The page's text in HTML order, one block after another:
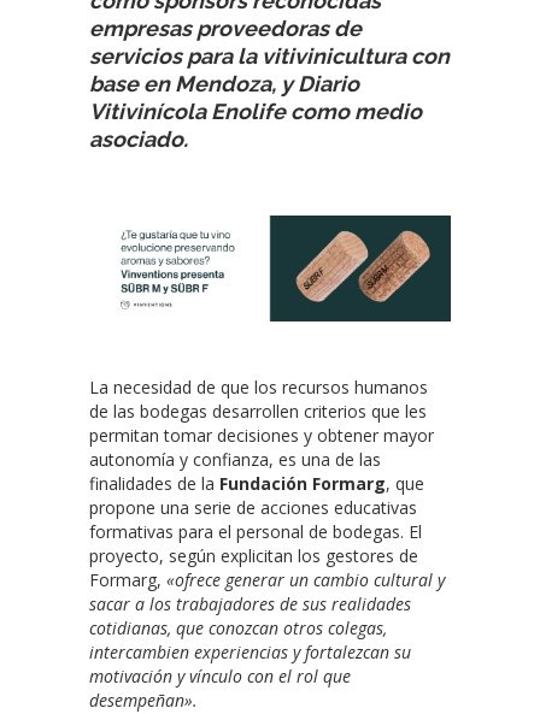
empresas proveedoras de
servicios para la vitivinicultura con
base en Mendoza, y Diario
Vitivinícola Enolife como medio
asociado.
La necesidad de que los recursos humanos
de las bodegas desarrollen criterios que les
permitan tomar decisiones y obtener mayor
autonomía y confianza, es una de las
finalidades de la Fundación Formarg, que
propone una serie de acciones educativas
formativas para el personal de bodegas. El
proyecto, según explicitan los gestores de
Formarg, «ofrece generar un cambio cultural y
sacar a los trabajadores de sus realidades
cotidianas, que conozcan otros colegas,
intercambien experiencias y fortalezcan su
motivación y vínculo con el rol que
desempeñan».